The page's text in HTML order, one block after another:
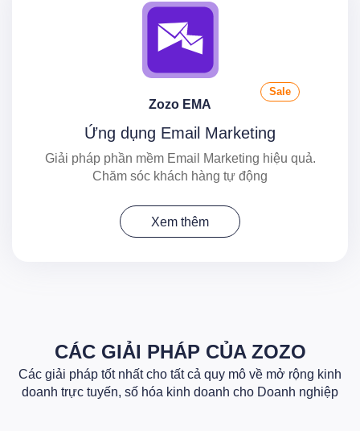
Zozo EMA
Sale
Ứng dụng Email Marketing
Giải pháp phần mềm Email Marketing hiệu quả.
Chăm sóc khách hàng tự động
Xem thêm
CÁC GIẢI PHÁP CỦA ZOZO
Các giải pháp tốt nhất cho tất cả quy mô về mở rộng kinh
doanh trực tuyến, số hóa kinh doanh cho Doanh nghiệp